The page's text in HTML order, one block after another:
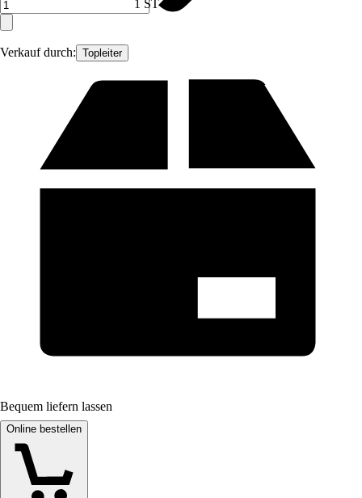
Verkauf durch: Topleiter
1 ST
Bequem liefern lassen
Online bestellen